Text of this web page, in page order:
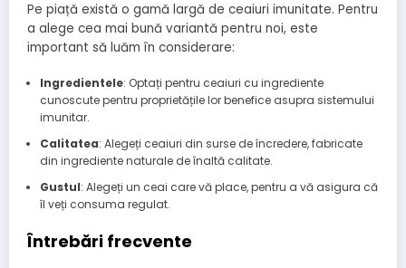
Pe piață există o gamă largă de ceaiuri imunitate. Pentru
a alege cea mai bună variantă pentru noi, este
important să luăm în considerare:
Ingredientele: Optați pentru ceaiuri cu ingrediente
cunoscute pentru proprietățile lor benefice asupra sistemului
imunitar.
Calitatea: Alegeți ceaiuri din surse de încredere, fabricate
din ingrediente naturale de înaltă calitate.
Gustul: Alegeți un ceai care vă place, pentru a vă asigura că
îl veți consuma regulat.
Întrebări frecvente